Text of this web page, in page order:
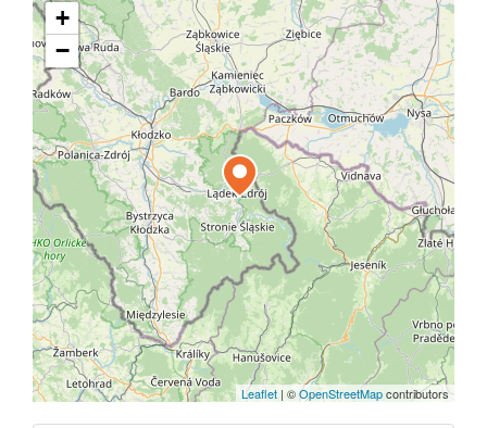
+
−
Leaflet | ©OpenStreetMapcontributors